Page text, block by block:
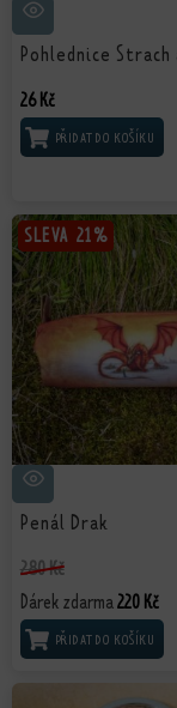
Pohlednice Strach
26Kč
PŘIDAT DO
SLEVA 21%
Penál Drak
280Kč
Dárek zdarma220 Kč
SLEVA 21%
PŘIDAT DO